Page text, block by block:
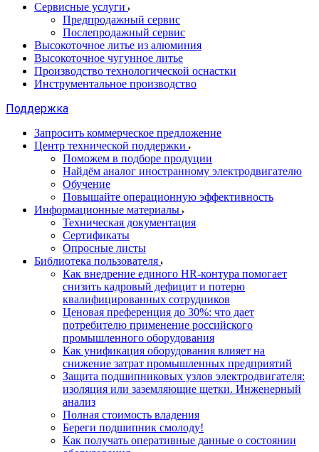
Сервисные услуги
Предпродажный сервис
Послепродажный сервис
Высокоточное литье из алюминия
Высокоточное чугунное литье
Производство технологической оснастки
Инструментальное производство
Поддержка
Запросить коммерческое предложение
Центр технической поддержки
Поможем в подборе продуции
Найдём аналог иностранному электродвигателю
Обучение
Повышайте операционную эффективность
Информационные материалы
Техническая документация
Сертификаты
Опросные листы
Библиотека пользователя
Как внедрение единого HR-контура помогает
снизить кадровый дефицит и потерю
квалифицированных сотрудников
Ценовая преференция до 30%: что дает
потребителю применение российского
промышленного оборудования
Как унификация оборудования влияет на
снижение затрат промышленных предприятий
Защита подшипниковых узлов электродвигателя:
изоляция или заземляющие щетки. Инженерный
анализ
Полная стоимость владения
Береги подшипник смолоду!
Как получать оперативные данные о состоянии